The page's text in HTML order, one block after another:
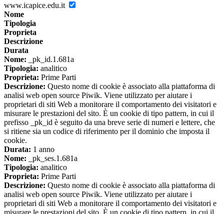
www.icapice.edu.it
Nome
Tipologia
Proprieta
Descrizione
Durata
Nome: _pk_id.1.681a
Tipologia: analitico
Proprieta: Prime Parti
Descrizione: Questo nome di cookie è associato alla piattaforma di
analisi web open source Piwik. Viene utilizzato per aiutare i
proprietari di siti Web a monitorare il comportamento dei visitatori e
misurare le prestazioni del sito. È un cookie di tipo pattern, in cui il
prefisso _pk_id è seguito da una breve serie di numeri e lettere, che
si ritiene sia un codice di riferimento per il dominio che imposta il
cookie.
Durata: 1 anno
Nome: _pk_ses.1.681a
Tipologia: analitico
Proprieta: Prime Parti
Descrizione: Questo nome di cookie è associato alla piattaforma di
analisi web open source Piwik. Viene utilizzato per aiutare i
proprietari di siti Web a monitorare il comportamento dei visitatori e
misurare le prestazioni del sito. È un cookie di tipo pattern, in cui il